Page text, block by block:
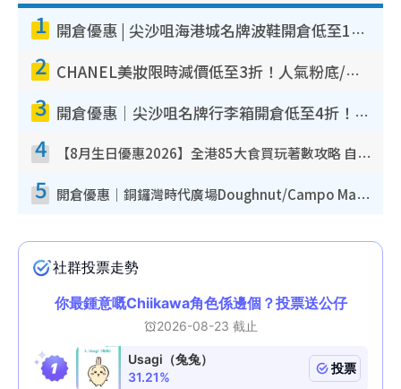
1 開倉優惠 | 尖沙咀海港城名牌波鞋開倉低至1折！On鞋$899起／Joy&Peace鞋履$98起
2 CHANEL美妝限時減價低至3折！人氣粉底/唇膏/精華液低至$275！COCO香水都有平
3 開倉優惠｜尖沙咀名牌行李箱開倉低至4折！一連5日 American Tourister/ace./Hallmark $200起！
4 【8月生日優惠2026】全港85大食買玩著數攻略 自助餐/火鍋放題同行免費＋誠品/DONKI送現金券
5 開倉優惠｜銅鑼灣時代廣場Doughnut/Campo Marzio開倉低至1折！背囊、書包、手袋劈價$200起